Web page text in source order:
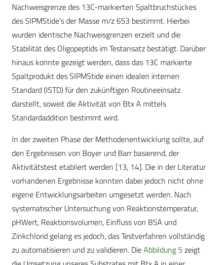
Nachweisgrenze des 13C-markierten Spaltbruchstückes
des SIPMStide’s der Masse m/z 653 bestimmt. Hierbei
wurden identische Nachweisgrenzen erzielt und die
Stabilität des Oligopeptids im Testansatz bestätigt. Darüber
hinaus konnte gezeigt werden, dass das 13C markierte
Spaltprodukt des SIPMStide einen idealen internen
Standard (ISTD) für den zukünftigen Routineeinsatz
darstellt, soweit die Aktivität von Btx A mittels
Standardaddition bestimmt wird.
In der zweiten Phase der Methodenentwicklung sollte, auf
den Ergebnissen von Boyer und Barr basierend, der
Aktivitätstest etabliert werden [13, 14]. Die in der Literatur
vorhandenen Ergebnisse konnten dabei jedoch nicht ohne
eigene Entwicklungsarbeiten umgesetzt werden. Nach
systematischer Untersuchung von Reaktionstemperatur,
pHWert, Reaktionsvolumen, Einfluss von BSA und
Zinkchlorid gelang es jedoch, das Testverfahren vollständig
zu automatisieren und zu validieren. DieAbbildung 5 zeigt